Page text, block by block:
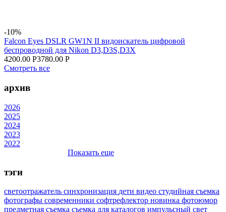
-10%
Falcon Eyes DSLR GW1N II видоискатель цифровой
беспроводной для Nikon D3,D3S,D3X
4200.00 Р3780.00 Р
Смотреть все
архив
2026
2025
2024
2023
2022
Показать еще
тэги
светоотражатель синхронизация дети видео студийная съемка
фотографы современники софтрефлектор новинка фотоюмор
предметная съемка съемка для каталогов импульсный свет